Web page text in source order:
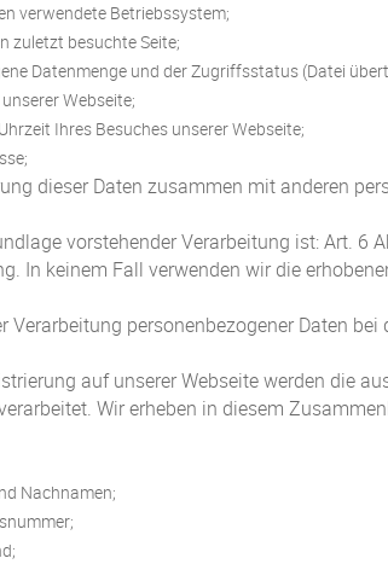
verwendete Betriebssystem;
zuletzt besuchte Seite;
Datenmenge und der Zugriffsstatus (Datei
Webseite;
Ihres Besuches unserer Webseite;
dieser Daten zusammen mit anderen
vorstehender Verarbeitung ist: Art. 6
In keinem Fall verwenden wir die
Verarbeitung personenbezogener Daten
auf unserer Webseite werden die
Wir erheben in diesem
Nachnamen;